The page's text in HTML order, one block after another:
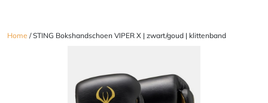
Home / STING Bokshandschoen VIPER X | zwart/goud | klittenband